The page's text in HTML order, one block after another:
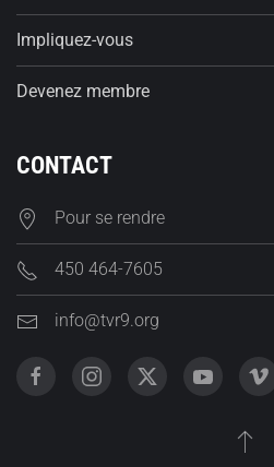
Impliquez-vous
Devenez membre
CONTACT
Pour se rendre
450 464-7605
info@tvr9.org